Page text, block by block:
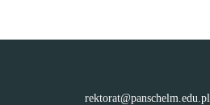
rektorat@panschelm.edu.pl